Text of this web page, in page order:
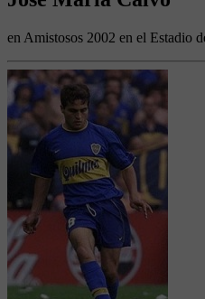
en Amistosos 2002 en el Estadio